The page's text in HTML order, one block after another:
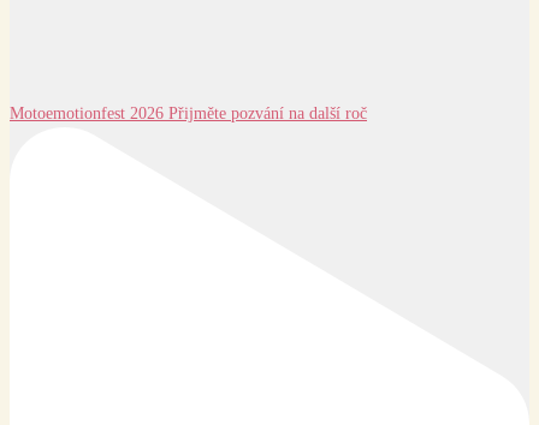
Motoemotionfest 2026 Přijměte pozvání na další roč